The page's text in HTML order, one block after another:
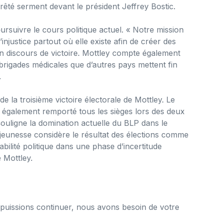
serment devant le président Jeffrey Bostic.
le cours politique actuel. « Notre mission
partout où elle existe afin de créer des
de victoire. Mottley compte également
médicales que d’autres pays mettent fin
la troisième victoire électorale de Mottley. Le
remporté tous les sièges lors des deux
la domination actuelle du BLP dans le
considère le résultat des élections comme
politique dans une phase d’incertitude
Mottley.
continuer, nous avons besoin de votre